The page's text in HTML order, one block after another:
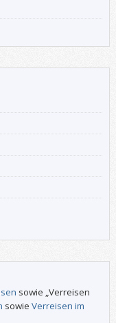
sowie „Verreisen
sowie Verreisen im